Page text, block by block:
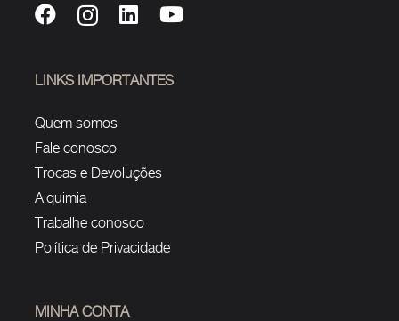
LINKS IMPORTANTES
Quem somos
Fale conosco
Trocas e Devoluções
Alquimia
Trabalhe conosco
Política de Privacidade
MINHA CONTA